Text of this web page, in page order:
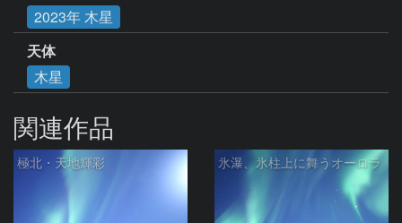
2023年 木星
天体
木星
関連作品
極北・天地輝彩 氷瀑、氷柱上に舞うオーロラ